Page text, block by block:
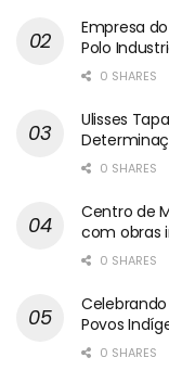
Empresa
Polo
0 SHARES
Ulisses
0 SHARES
Centro de
com obras
0 SHARES
Povos
0 SHARES